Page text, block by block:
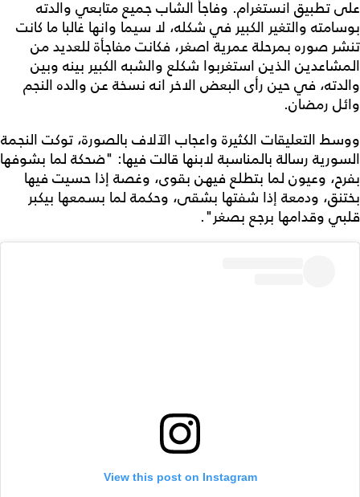
على تطبيق انستغرام. وفاجأ الشاب جميع متابعي والدته
بوسامته والتغير الكبير في شكله، لا سيما وانها غالبا ما كانت
تنشر صوره بمرحلة عمرية اصغر، فكانت مفاجأة للعديد من
المشاعدين الذين استغربوا شكلع والشبه الكبير بينه وبين
والدته، في حين رأى البعض الاخر انه نسخة عن والده النجم
وائل رمضان.
ووسط التعليقات الكثيرة واعجاب الآلاف بالصورة، توكت النجمة
السورية رسالة بالمناسبة لابنها قالت فيها: "ضحكة لما بشوفها
بفرح، وعيون لما بتطلع فيهن بقوى، وغصة إذا حسيت فيها
بختنق، ودمعة إذا شفتها بشقى، وحكمة لما بسمعها بيكبر
قلبي وقدامها برجع بصغر".
View this post on Instagram